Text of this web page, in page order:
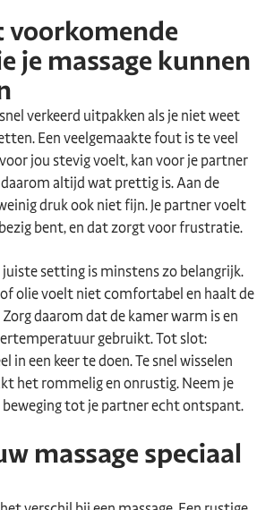
voorkomende
je massage kunnen
verkeerd uitpakken als je niet weet
Een veelgemaakte fout is te veel
jou stevig voelt, kan voor je partner
altijd wat prettig is. Aan de
druk ook niet fijn. Je partner voelt
bent, en dat zorgt voor frustratie.
juiste setting is minstens zo belangrijk.
of olie voelt niet comfortabel en haalt de
daarom dat de kamer warm is en
gebruikt. Tot slot:
in een keer te doen. Te snel wisselen
het rommelig en onrustig. Neem je
tot je partner echt ontspant.
massage speciaal